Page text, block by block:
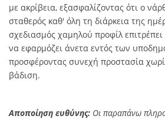
με ακρίβεια, εξασφαλίζοντας ότι ο
σταθερός καθ' όλη τη διάρκεια της
σχεδιασμός χαμηλού προφίλ
να εφαρμόζει άνετα εντός των
προσφέροντας συνεχή προστασία
βάδιση.
Αποποίηση ευθύνης: Οι παραπάνω